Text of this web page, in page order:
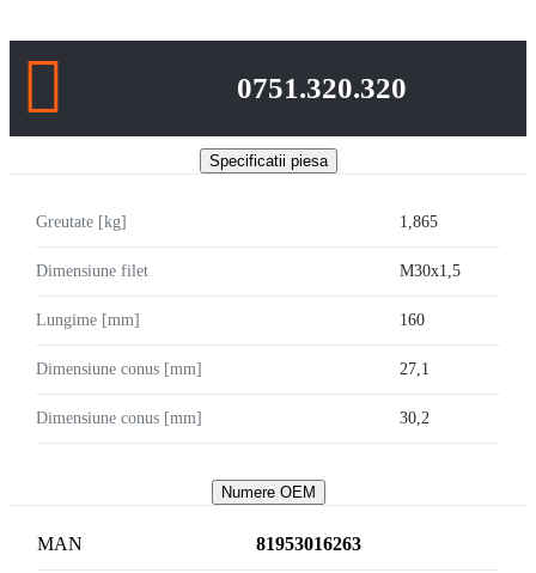
0751.320.320
Specificatii piesa
Greutate [kg] 1,865
Dimensiune filet M30x1,5
Lungime [mm] 160
Dimensiune conus [mm] 27,1
Dimensiune conus [mm] 30,2
Numere OEM
MAN 81953016263